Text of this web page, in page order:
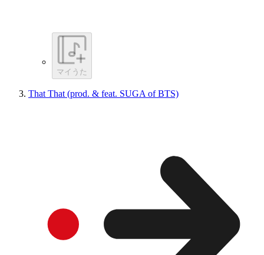
マイうた
That That (prod. & feat. SUGA of BTS)